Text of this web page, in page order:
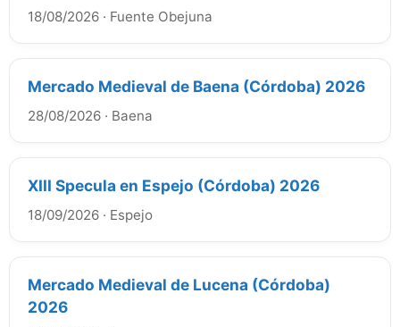
18/08/2026 · Fuente Obejuna
Mercado Medieval de Baena (Córdoba) 2026
28/08/2026 · Baena
XIII Specula en Espejo (Córdoba) 2026
18/09/2026 · Espejo
Mercado Medieval de Lucena (Córdoba)
2026